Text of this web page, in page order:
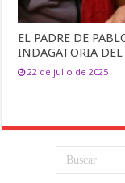
EL PADRE DE
INDAGATORIA DEL
22 de julio de 2025